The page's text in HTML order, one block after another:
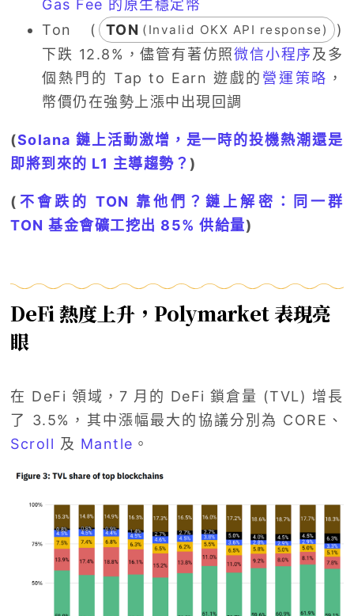
Gas Fee 的原生穩定幣
Ton (
TON (Invalid OKX API response)
)
下跌 12.8%，儘管有著仿照微信小程序及多
個熱門的 Tap to Earn 遊戲的 營運策略 ，
幣價仍在強勢上漲中出現回調
(Solana 鏈上活動激增，是一時的投機熱潮還是
即將到來的 L1 主導趨勢？)
( 不會跌的 TON 靠他們？鏈上解密：同一群
TON 基金會礦工挖出 85% 供給量)
DeFi 熱度上升，Polymarket 表現亮
眼
在 DeFi 領域，7 月的 DeFi 鎖倉量 (TVL) 增長
了 3.5%，其中漲幅最大的協議分別為 CORE、
Scroll 及 Mantle 。